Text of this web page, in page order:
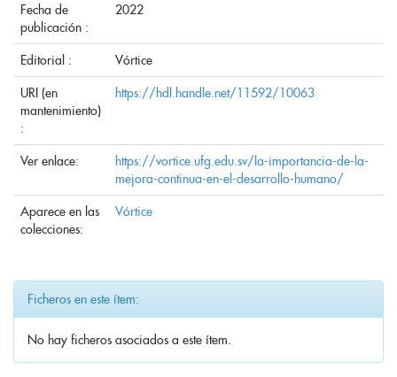
Fecha de
publicación :
2022
Editorial : Vórtice
URI (en
mantenimiento)
:
https://hdl.handle.net/11592/10063
Ver enlace:
https://vortice.ufg.edu.sv/la-importancia-de-la-
mejora-continua-en-el-desarrollo-humano/
Aparece en las
colecciones:
Vórtice
Ficheros en este ítem:
No hay ficheros asociados a este ítem.